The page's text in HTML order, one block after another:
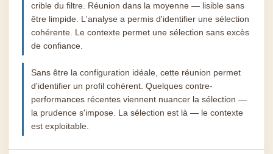
crible du filtre. Réunion dans la moyenne — lisible sans
être limpide. L'analyse a permis d'identifier une sélection
cohérente. Le contexte permet une sélection sans excès
de confiance.
Sans être la configuration idéale, cette réunion permet
d'identifier un profil cohérent. Quelques contre-
performances récentes viennent nuancer la sélection —
la prudence s'impose. La sélection est là — le contexte
est exploitable.